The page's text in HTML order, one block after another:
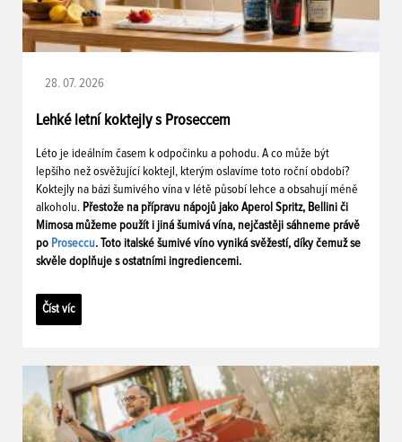
28. 07. 2026
Lehké letní koktejly s Proseccem
Léto je ideálním časem k odpočinku a pohodu. A co může být
lepšího než osvěžující koktejl, kterým oslavíme toto roční období?
Koktejly na bázi šumivého vína v létě působí lehce a obsahují méně
alkoholu. Přestože na přípravu nápojů jako Aperol Spritz, Bellini či
Mimosa můžeme použít i jiná šumivá vína, nejčastěji sáhneme právě
po Proseccu. Toto italské šumivé víno vyniká svěžestí, díky čemuž se
skvěle doplňuje s ostatními ingrediencemi.
Číst víc